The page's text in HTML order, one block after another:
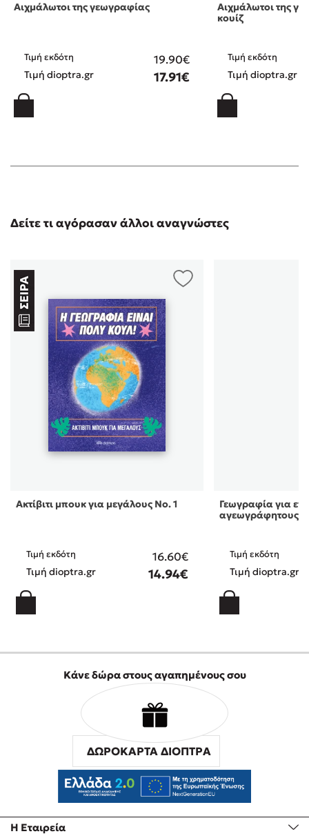
Αιχμάλωτοι της γεωγραφίας
Τιμή εκδότη 19.90€
Τιμή dioptra.gr 17.91€
Αιχμάλωτοι της
κουίζ
Τιμή εκδότη
Τιμή dioptra.gr
Δείτε τι αγόρασαν άλλοι αναγνώστες
Ακτίβιτι μπουκ για μεγάλους Νο. 1
Τιμή εκδότη 16.60€
Τιμή dioptra.gr 14.94€
Γεωγραφία για
αγεωγράφητους
Τιμή εκδότη
Τιμή dioptra.gr
Η Εταιρεία
Κάνε δώρα στους αγαπημένους σου
ΔΩΡΟΚΑΡΤΑ ΔΙΟΠΤΡΑ